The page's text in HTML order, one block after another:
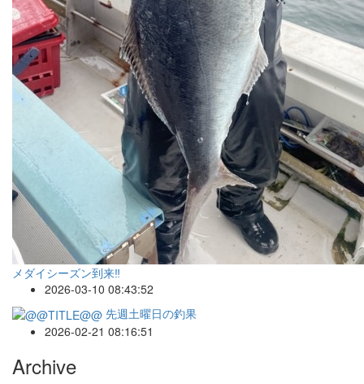
メダイシーズン到来‼️
2026-03-10 08:43:52
先週土曜日の釣果
2026-02-21 08:16:51
Archive